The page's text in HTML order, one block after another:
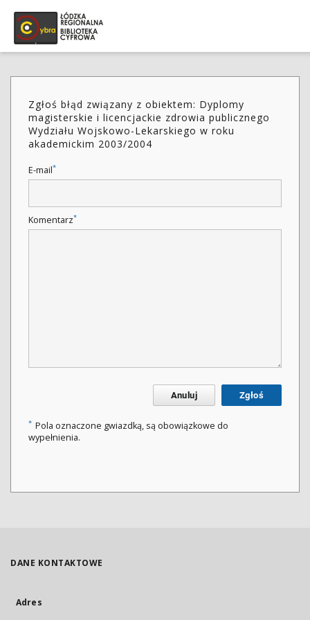
Zgłoś błąd związany z obiektem: Dyplomy
magisterskie i licencjackie zdrowia publicznego
Wydziału Wojskowo-Lekarskiego w roku
akademickim 2003/2004
E-mail*
Komentarz*
Anuluj Zgłoś
* Pola oznaczone gwiazdką, są obowiązkowe do
wypełnienia.
DANE KONTAKTOWE
Adres